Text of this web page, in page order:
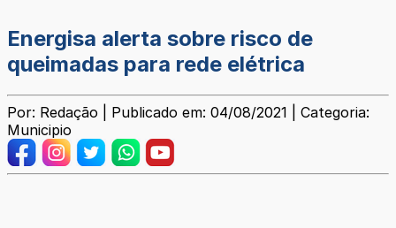
Energisa alerta sobre risco de
queimadas para rede elétrica
Por: Redação | Publicado em: 04/08/2021 | Categoria:
Municipio